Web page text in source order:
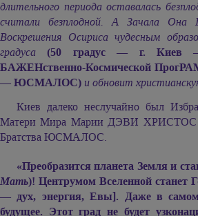
длительного периода оставалась
считали безплодной. А Зачала Она
Воскрешения Осириса чудесным
градуса
(50 градус — г. Киев
БАЖЕНственно-Космической
— ЮСМАЛОС) и обновит
Киев далеко неслучайно был
Матери Мира Марии ДЭВИ ХРИСТОС
Братства ЮСМАЛОС.
«Преобразится планета Земля и
Мать)! Центрумом Вселенной
— дух, энергия, Евы]. Даже в самом
будущее. Этот град не будет